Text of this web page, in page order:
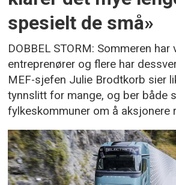
spesielt de små»
DOBBEL STORM: Sommeren
entreprenører og flere har
MEF-sjefen Julie Brodtkorb sier
tynnslitt for mange, og ber både
fylkeskommuner om å aksjonere